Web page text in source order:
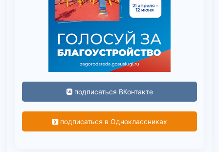
подписаться ВКонтакте
подписаться в Одноклассниках